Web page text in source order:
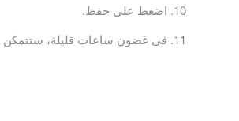
اضغط على حفظ.
في غضون ساعات قليلة،